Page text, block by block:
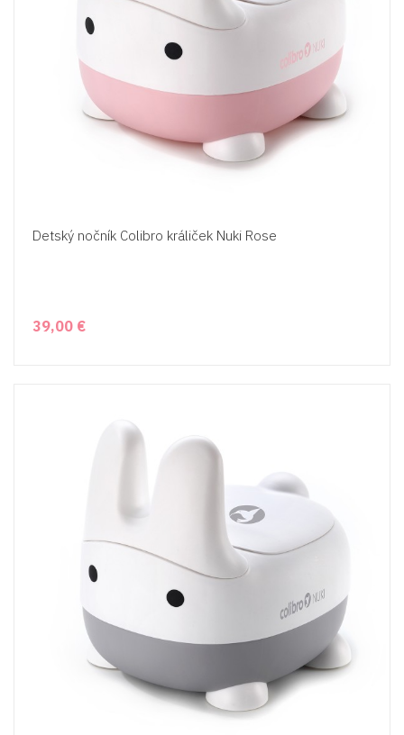
Detský nočník Colibro králiček Nuki Rose
39,00 €